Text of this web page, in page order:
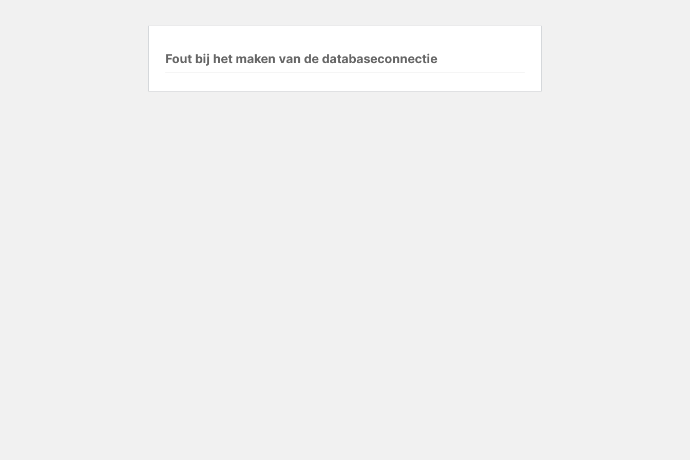
Fout bij het maken van de databaseconnectie